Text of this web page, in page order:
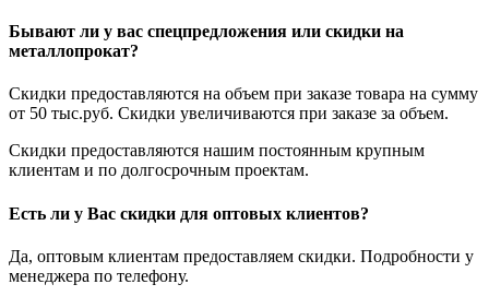
Бывают ли у вас спецпредложения или скидки на
металлопрокат?
Скидки предоставляются на объем при заказе товара на сумму
от 50 тыс.руб. Скидки увеличиваются при заказе за объем.
Скидки предоставляются нашим постоянным крупным
клиентам и по долгосрочным проектам.
Есть ли у Вас скидки для оптовых клиентов?
Да, оптовым клиентам предоставляем скидки. Подробности у
менеджера по телефону.